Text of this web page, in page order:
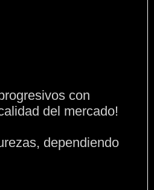
con
del mercado!
dependiendo